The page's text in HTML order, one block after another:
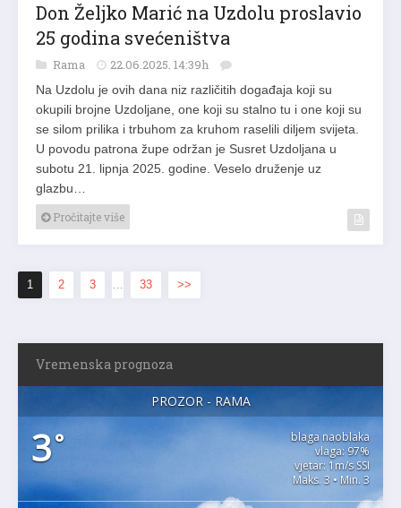
Don Željko Marić na Uzdolu proslavio
25 godina svećeništva
Rama 22.06.2025. 14:39h
Na Uzdolu je ovih dana niz različitih događaja koji su
okupili brojne Uzdoljane, one koji su stalno tu i one koji su
se silom prilika i trbuhom za kruhom raselili diljem svijeta.
U povodu patrona župe održan je Susret Uzdoljana u
subotu 21. lipnja 2025. godine. Veselo druženje uz
glazbu…
Pročitajte više
1 2 3 … 33 >>
Vremenska prognoza
PROZOR - RAMA
3°
blaga naoblaka
vlaga: 97%
vjetar: 1m/s SSI
Maks. 3 • Min. 3